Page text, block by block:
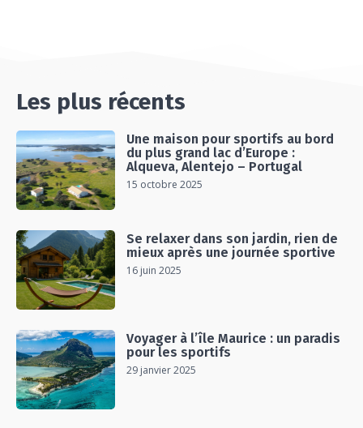
Les plus récents
Une maison pour sportifs au bord
du plus grand lac d’Europe :
Alqueva, Alentejo – Portugal
15 octobre 2025
Se relaxer dans son jardin, rien de
mieux après une journée sportive
16 juin 2025
Voyager à l’île Maurice : un paradis
pour les sportifs
29 janvier 2025